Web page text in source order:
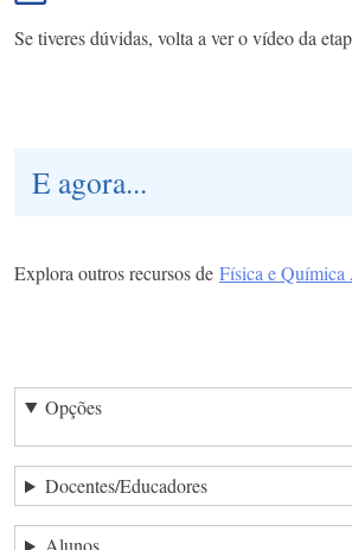
Se tiveres dúvidas, volta a ver o vídeo da
E agora...
Explora outros recursos de Física e Química
Opções
Docentes/Educadores